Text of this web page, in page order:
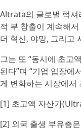
Altrata의 글로벌 럭셔
적 부 창출이 계속해
더 혁신, 야망, 그리고
그는 또 “동시에 초고
된다”며 “기업 입장
게 변화하는 시장에서
[1] 초고액 자산가
[2] 외국 출생 부유층